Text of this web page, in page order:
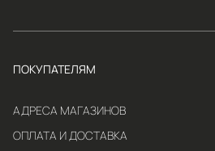
ПОКУПАТЕЛЯМ
АДРЕСА МАГАЗИНОВ
ОПЛАТА И ДОСТАВКА